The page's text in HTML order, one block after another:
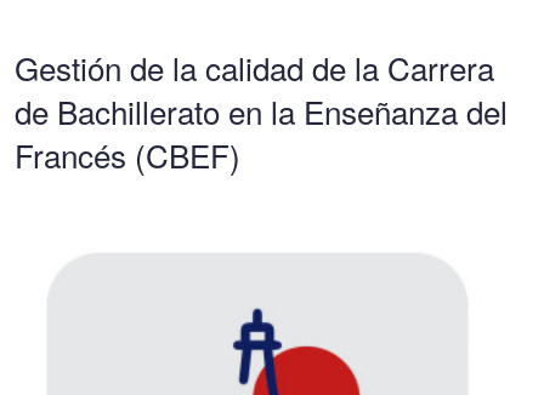
Gestión de la calidad de la Carrera
de Bachillerato en la Enseñanza del
Francés (CBEF)